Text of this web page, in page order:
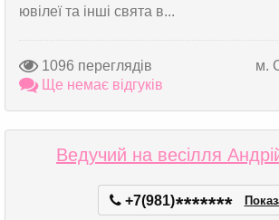
ювілеї та інші свята в...
1096 переглядів
м.
Ще немає відгуків
Ведучий на весілля
+7(981)*******